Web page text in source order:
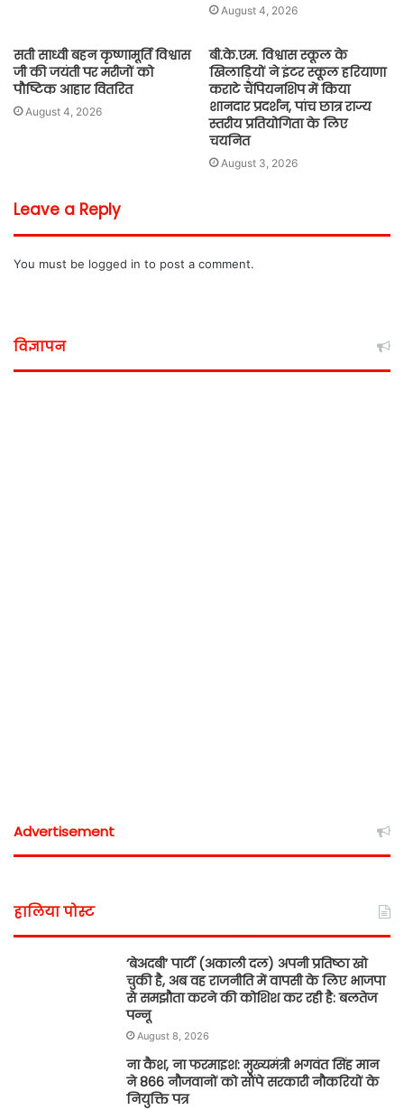
August 4, 2026
सती साध्वी बहन कृष्णामूर्ति विश्वास
जी की जयंती पर मरीजों को
पौष्टिक आहार वितरित
August 4, 2026
बी.के.एम. विश्वास स्कूल के
खिलाड़ियों ने इंटर स्कूल हरियाणा
कराटे चैंपियनशिप में किया
शानदार प्रदर्शन, पांच छात्र राज्य
स्तरीय प्रतियोगिता के लिए
चयनित
August 3, 2026
Leave a Reply
You must be logged in to post a comment.
विज्ञापन
Advertisement
हालिया पोस्ट
‘बेअदबी’ पार्टी (अकाली दल) अपनी प्रतिष्ठा खो
चुकी है, अब वह राजनीति में वापसी के लिए भाजपा
से समझौता करने की कोशिश कर रही है: बलतेज
पन्नू
August 8, 2026
ना कैश, ना फरमाइश: मुख्यमंत्री भगवंत सिंह मान
ने 866 नौजवानों को सौंपे सरकारी नौकरियों के
नियुक्ति पत्र